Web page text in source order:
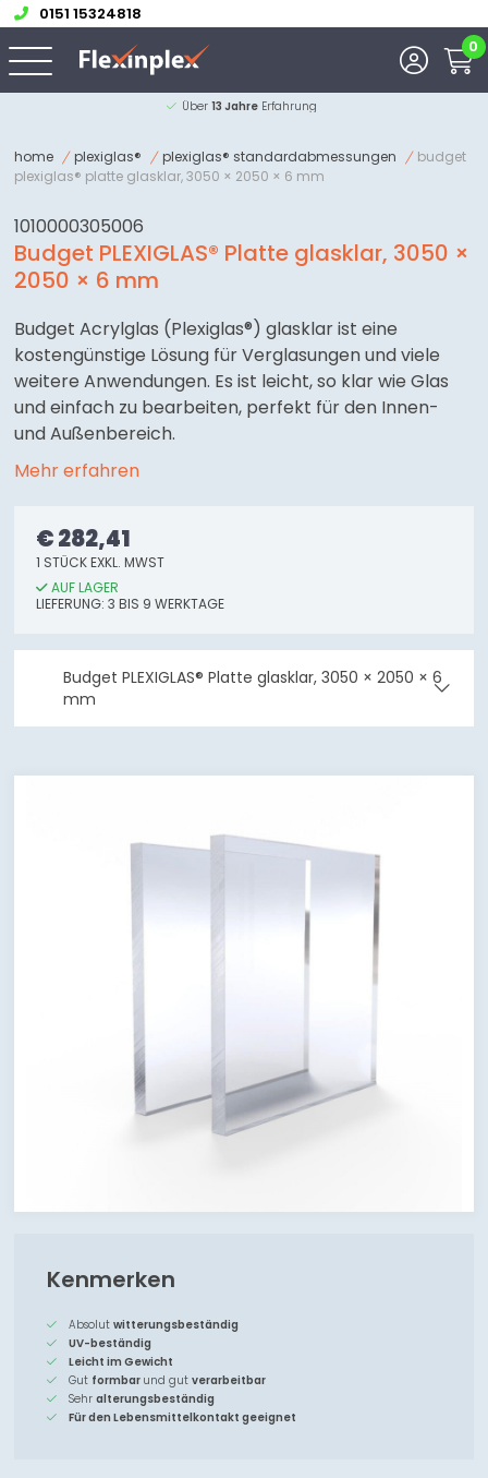
0151 15324818
0
Über13 Jahre Erfahrung
home plexiglas® plexiglas® standardabmessungen
budget
plexiglas® platte glasklar, 3050 × 2050 × 6 mm
1010000305006
Budget PLEXIGLAS® Platte glasklar, 3050 ×
2050 × 6 mm
Budget Acrylglas (Plexiglas®) glasklar ist eine
kostengünstige Lösung für Verglasungen und viele
weitere Anwendungen. Es ist leicht, so klar wie Glas
und einfach zu bearbeiten, perfekt für den Innen-
und Außenbereich.
Mehr erfahren
€ 282,41
1 STÜCK EXKL. MWST
AUF LAGER
LIEFERUNG: 3 BIS 9 WERKTAGE
Budget PLEXIGLAS® Platte glasklar, 3050 × 2050 × 6
mm
Kenmerken
Absolutwitterungsbeständig
UV-beständig
Leicht im Gewicht
Gut formbar und gutverarbeitbar
Sehralterungsbeständig
Für den Lebensmittelkontakt geeignet